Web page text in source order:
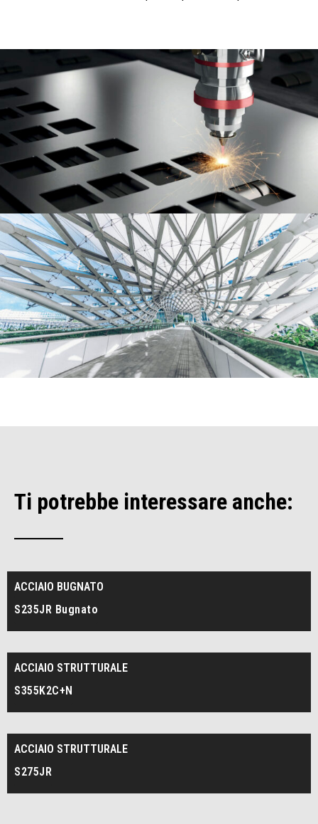
Ti potrebbe interessare anche:
ACCIAIO BUGNATO
S235JR Bugnato
ACCIAIO STRUTTURALE
S355K2C+N
ACCIAIO STRUTTURALE
S275JR